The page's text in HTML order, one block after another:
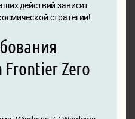
действий зависит
стратегии!
Frontier Zero